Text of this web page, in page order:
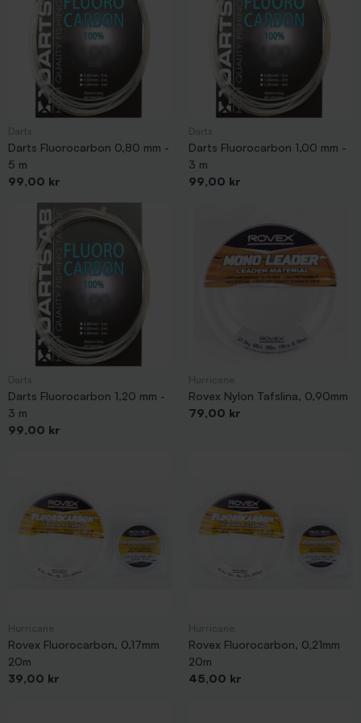
Darts Fluorocarbon 0,80 mm -
5 m
Pris
99,00 kr
Darts Fluorocarbon 1,00 mm -
3 m
Pris
99,00 kr
Darts Fluorocarbon 1,20 mm -
3 m
Pris
99,00 kr
Rovex Nylon Tafslina, 0,90mm
Pris
79,00 kr
Rovex Fluorocarbon, 0,17mm
20m
Pris
39,00 kr
Rovex Fluorocarbon, 0,21mm
20m
Pris
45,00 kr